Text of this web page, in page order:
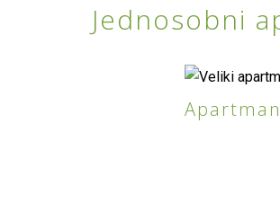
Jednosobni